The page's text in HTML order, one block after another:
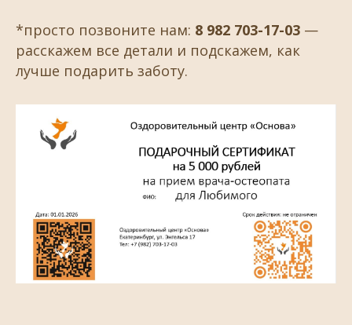
*просто позвоните нам: 8 982 703-17-03 —
расскажем все детали и подскажем, как
лучше подарить заботу.